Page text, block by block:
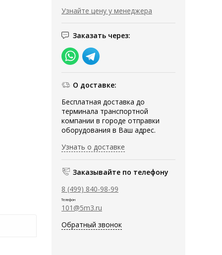
Узнайте цену у менеджера
Заказать через:
О доставке:
Бесплатная доставка до
терминала транспортной
компании в городе отправки
оборудования в Ваш адрес.
Узнать о доставке
Заказывайте по телефону
8 (499) 840-98-99
Телефон
101@5m3.ru
Обратный звонок